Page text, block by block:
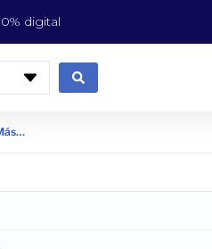
digital